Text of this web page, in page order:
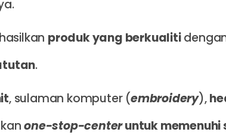
produk yang berkualiti
.
, sulaman komputer (embroidery),
one-stop-centeruntuk memenuhi